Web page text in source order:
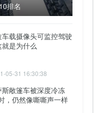
排名
载摄像头可监控驾驶
就是为什么
05-31 16:30:38
敞篷车被深度冷冻
，仍然像嘶嘶声一样